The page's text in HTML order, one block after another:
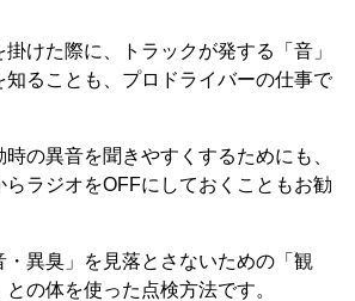
けた際に、トラックが発する「音」
知ることも、プロドライバーの仕事で
の異音を聞きやすくするためにも、
らラジオをOFFにしておくこともお勧
・異臭」を見落とさないための「観
の体を使った点検方法です。